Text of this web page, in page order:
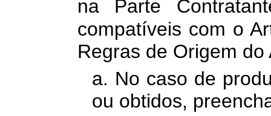
na Parte
compatíveis com o
Regras de Origem
a. No caso de
ou obtidos,